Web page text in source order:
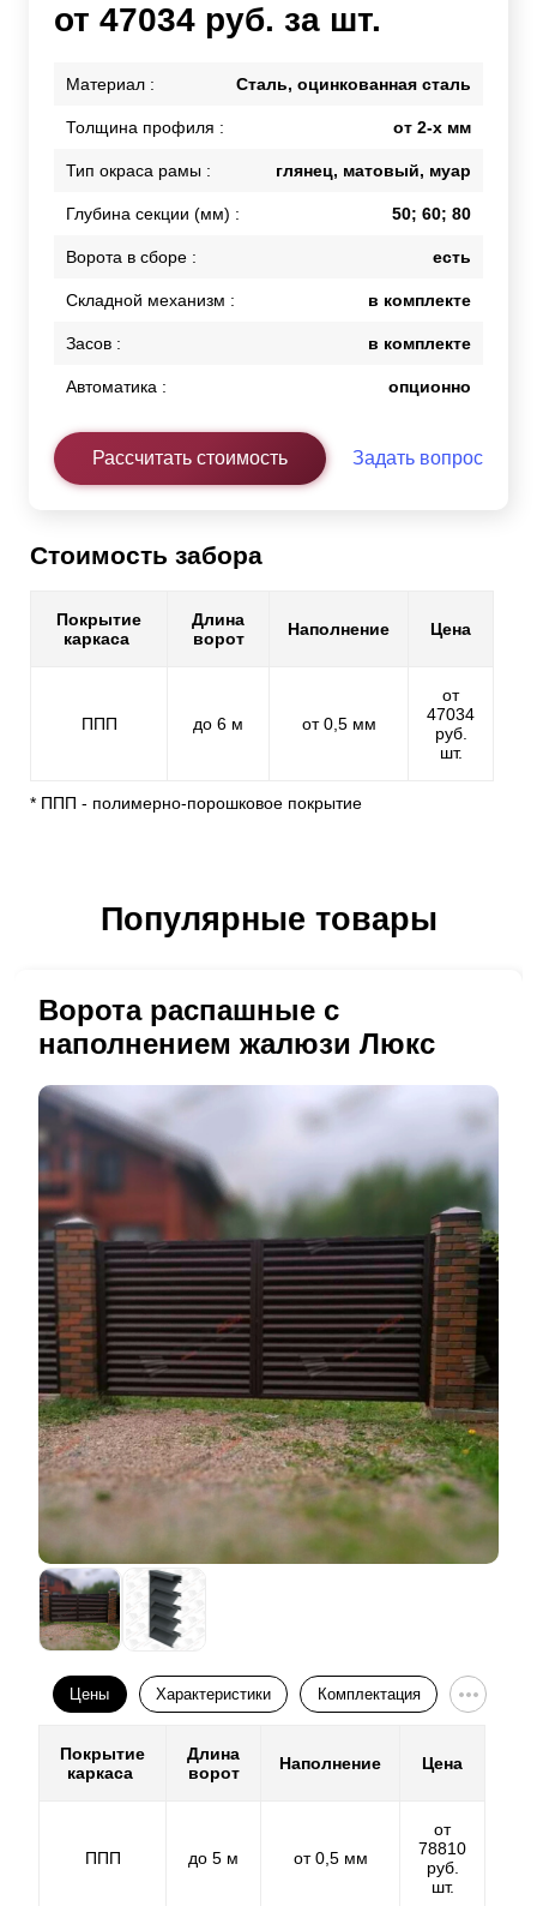
от 47034 руб. за шт.
Материал : Сталь, оцинкованная сталь
Толщина профиля : от 2-х мм
Тип окраса рамы : глянец, матовый, муар
Глубина секции (мм) : 50; 60; 80
Ворота в сборе : есть
Складной механизм : в комплекте
Засов : в комплекте
Автоматика : опционно
Рассчитать стоимость Задать вопрос
Стоимость забора
Покрытие
каркаса
Длина
ворот
Наполнение Цена
ППП до 6 м от 0,5 мм
от
47034
руб.
шт.
* ППП - полимерно-порошковое покрытие
Популярные товары
Ворота распашные с
наполнением жалюзи Люкс
Цены Характеристики Комплектация
Покрытие
каркаса
Длина
ворот
Наполнение Цена
ППП до 5 м от 0,5 мм
от
78810
руб.
шт.